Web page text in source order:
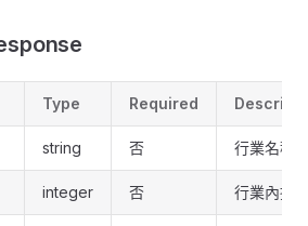
Type Required
string 否 行業名稱
integer 否 行業內排